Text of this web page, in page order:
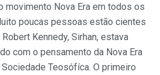
movimento Nova Era em todos os
poucas pessoas estão cientes
Kennedy, Sirhan, estava
com o pensamento da Nova Era
Teosófíca. O primeiro